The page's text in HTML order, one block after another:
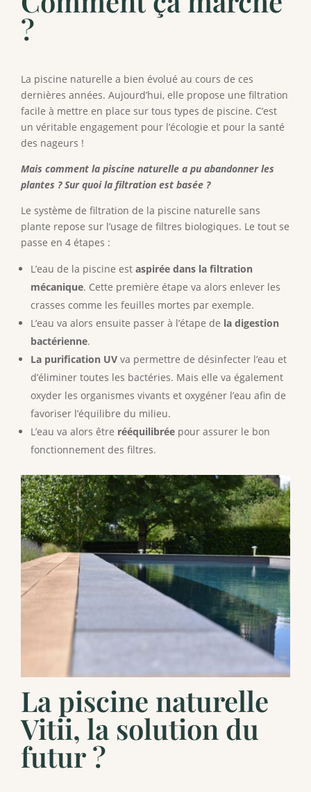
?
La piscine naturelle a bien évolué au cours de ces
dernières années. Aujourd’hui, elle propose une filtration
facile à mettre en place sur tous types de piscine. C’est
un véritable engagement pour l’écologie et pour la santé
des nageurs !
Mais comment la piscine naturelle a pu abandonner les
plantes ? Sur quoi la filtration est basée ?
Le système de filtration de la piscine naturelle sans
plante repose sur l’usage de filtres biologiques. Le tout se
passe en 4 étapes :
L’eau de la piscine est aspirée dans la filtration
mécanique. Cette première étape va alors enlever les
crasses comme les feuilles mortes par exemple.
L’eau va alors ensuite passer à l’étape de la digestion
bactérienne.
La purification UV va permettre de désinfecter l’eau et
d’éliminer toutes les bactéries. Mais elle va également
oxyder les organismes vivants et oxygéner l’eau afin de
favoriser l’équilibre du milieu.
L’eau va alors être rééquilibrée pour assurer le bon
fonctionnement des filtres.
La piscine naturelle
Vitii, la solution du
futur ?